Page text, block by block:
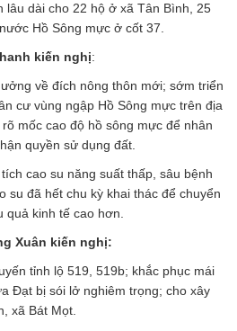
lâu dài cho 22 hộ ở xã Tân Bình, 25
Hồ Sông mực ở cốt 37.
kiến nghị:
về đích nông thôn mới; sớm triển
cư vùng ngập Hồ Sông mực trên địa
mốc cao độ hồ sông mực để nhân
quyền sử dụng đất.
cao su năng suất thấp, sâu bệnh
su đã hết chu kỳ khai thác để chuyển
quả kinh tế cao hơn.
Xuân kiến nghị:
tỉnh lộ 519, 519b; khắc phục mái
Đạt bị sói lở nghiêm trọng; cho xây
xã Bát Mọt.